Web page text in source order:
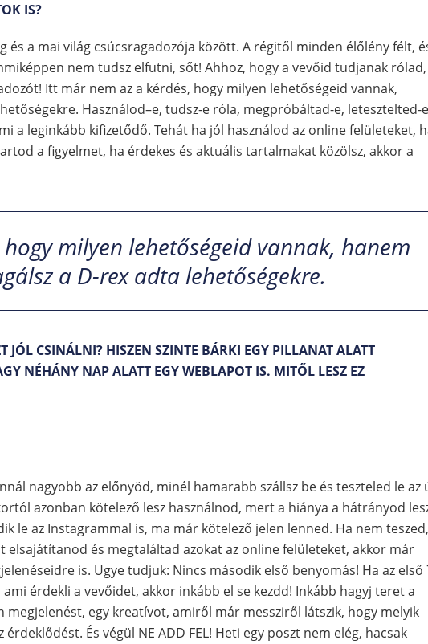
IS?
és a mai világ csúcsragadozója között. A régitől minden élőlény félt,
nem tudsz elfutni, sőt! Ahhoz, hogy a vevőid tudjanak rólad,
Itt már nem az a kérdés, hogy milyen lehetőségeid vannak,
Használod–e, tudsz-e róla, megpróbáltad-e, letesztelted-
a leginkább kifizetődő. Tehát ha jól használod az online felületeket,
a figyelmet, ha érdekes és aktuális tartalmakat közölsz, akkor a
milyen lehetőségeid vannak, hanem
a D-rex adta lehetőségekre.
JÓL CSINÁLNI? HISZEN SZINTE BÁRKI EGY PILLANAT ALATT
NÉHÁNY NAP ALATT EGY WEBLAPOT IS. MITŐL LESZ EZ
nagyobb az előnyöd, minél hamarabb szállsz be és teszteled le az
azonban kötelező lesz használnod, mert a hiánya a hátrányod
le az Instagrammal is, ma már kötelező jelen lenned. Ha nem teszed,
és megtaláltad azokat az online felületeket, akkor már
is. Ugye tudjuk: Nincs második első benyomás! Ha az első
érdekli a vevőidet, akkor inkább el se kezdd! Inkább hagyj teret a
megjelenést, egy kreatívot, amiről már messziről látszik, hogy melyik
És végül NE ADD FEL! Heti egy poszt nem elég, hacsak